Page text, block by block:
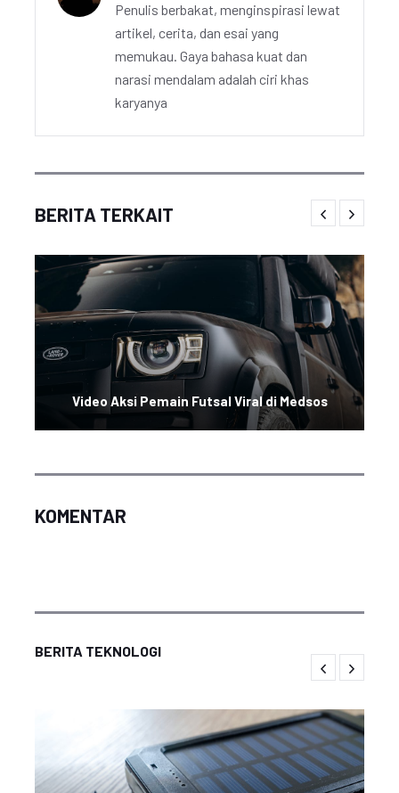
Penulis berbakat, menginspirasi lewat
artikel, cerita, dan esai yang
memukau. Gaya bahasa kuat dan
narasi mendalam adalah ciri khas
karyanya
BERITA TERKAIT
Video Aksi Pemain Futsal Viral di Medsos
KOMENTAR
BERITA TEKNOLOGI